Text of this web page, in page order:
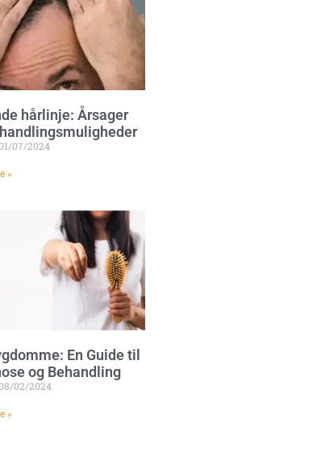
hårlinje: Årsager
07/2024
»
En Guide til
og Behandling
02/2024
»